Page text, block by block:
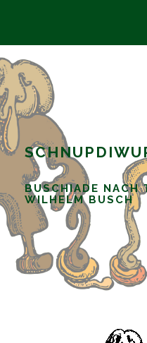
BUSCHIADE NACH
WILHELM BUSCH